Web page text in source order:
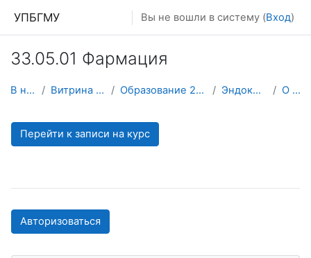
УПБГМУ Вы не вошли в систему (Вход)
33.05.01 Фармация
В начало Витрина курсов 3KL Образование 2025-2026 уч.год Эндокринологии О курсе
Перейти к записи на курс
Авторизоваться